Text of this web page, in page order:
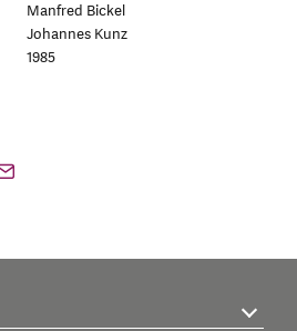
Manfred Bickel
Johannes Kunz
1985